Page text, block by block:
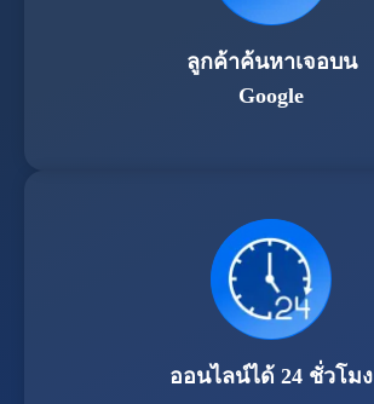
ลูกค้าค้นหาเจอบน
Google
ออนไลน์ได้ 24 ชั่วโมง